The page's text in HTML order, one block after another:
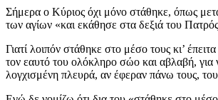
Σήμερα ο Κύριος όχι μόνο στάθηκε, όπως
των αγίων «και εκάθησε στα δεξιά του
Γιατί λοιπόν στάθηκε στο μέσο τους κι’
τον εαυτό του ολόκληρο σώο και αβλαβή, για
λογχισμένη πλευρά, αν έφεραν πάνω τους,